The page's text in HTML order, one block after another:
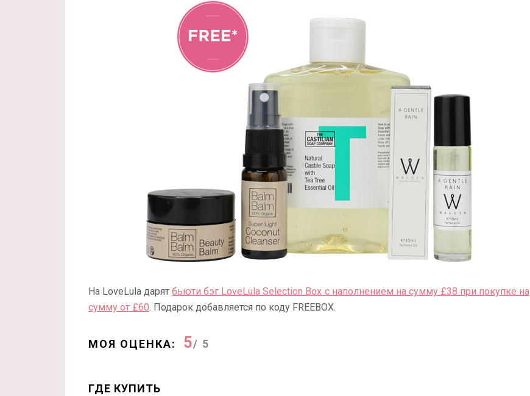
На LoveLula дарятбьюти бэг LoveLula Selection Box с наполнением на сумму £38 при покупке на
сумму от £60. Подарок добавляется по коду FREEBOX.
МОЯ ОЦЕНКА: 5/ 5
ГДЕ КУПИТЬ